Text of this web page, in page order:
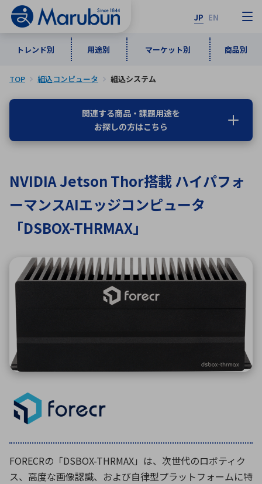
JP EN
トレンド別 用途別 マーケット別 商品別
トレンド別
インダストリアルDXソリューション
5G・Local 5G
ワイヤレス給電
ロボティクス（AI）
ミリ波レーダー
ブログ｜ここから始まる最新技術
用途別
通信・ネットワーク
監視・セキュリティ
計測・検出
品質管理・検査
製品製造・加工
レーダ・衛星通信
照射
マーケット別
情報通信 宇宙・防衛
民生 医療
商品別
計測・測定・表示機器 検査・分析機器
ICTソリューション 組立・ロボティクス
メーカ一覧
な行
は行 ま行
や行
ら行
わ行
A B C
D
F G
N
P
T
Z
検索
TOP 組込コンピュータ 組込システム
関連する商品・課題用途を
お探しの方はこちら
NVIDIA Jetson Thor搭載 ハイパフォ
ーマンスAIエッジコンピュータ
「DSBOX-THRMAX」
FORECRの「DSBOX-THRMAX」は、次世代のロボティク
ス、高度な画像認識、および自律型プラットフォームに特